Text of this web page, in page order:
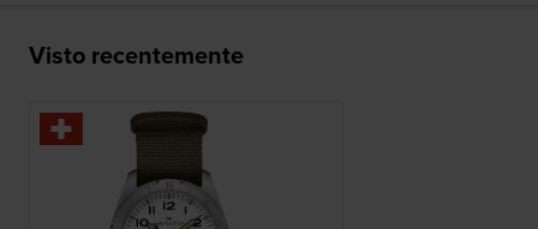
Visto recentemente